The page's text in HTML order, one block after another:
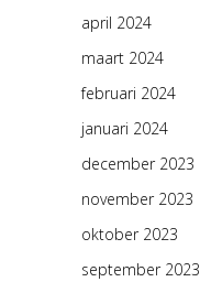
april 2024
maart 2024
februari 2024
januari 2024
december 2023
november 2023
oktober 2023
september 2023